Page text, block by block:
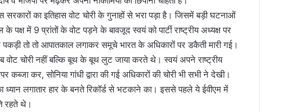
सरकारों का इतिहास वोट चोरी के गुनाहों से भरा पड़ा है। जिसमें बड़ी घटनाओं
में 9 प्रांतों के वोट पड़ने के बावजूद स्वयं को पार्टी राष्ट्रीय अध्यक्ष पर
पकड़ी तो तो आपातकाल लगाकर समूचे भारत के अधिकारों पर डकैती मारी गई।
चोरी नहीं बल्कि बूथ के बूथ लुट जाया करते थे। स्वयं अपने राष्ट्रीय
कब्जा कर, सोनिया गांधी द्वारा की गई अधिकारों की चोरी भी सभी ने देखी।
लगातार हार के बनते रिकॉर्ड से भटकाने का। इससे पहले ये ईवीएम में
रहते थे।